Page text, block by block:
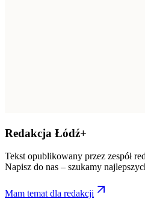
Redakcja Łódź+
Tekst opublikowany przez zespół
Napisz do nas – szukamy
Mam temat dla redakcji